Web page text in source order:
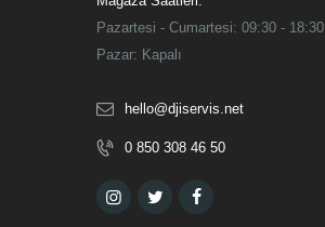
Pazartesi - Cumartesi: 09:30 - 18:30
Pazar: Kapalı
hello@djiservis.net
0 850 308 46 50